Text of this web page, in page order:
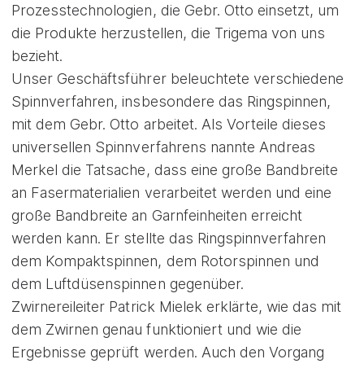
Prozesstechnologien, die Gebr. Otto einsetzt, um
die Produkte herzustellen, die Trigema von uns
bezieht.
Unser Geschäftsführer beleuchtete verschiedene
Spinnverfahren, insbesondere das Ringspinnen,
mit dem Gebr. Otto arbeitet. Als Vorteile dieses
universellen Spinnverfahrens nannte Andreas
Merkel die Tatsache, dass eine große Bandbreite
an Fasermaterialien verarbeitet werden und eine
große Bandbreite an Garnfeinheiten erreicht
werden kann. Er stellte das Ringspinnverfahren
dem Kompaktspinnen, dem Rotorspinnen und
dem Luftdüsenspinnen gegenüber.
Zwirnereileiter Patrick Mielek erklärte, wie das mit
dem Zwirnen genau funktioniert und wie die
Ergebnisse geprüft werden. Auch den Vorgang